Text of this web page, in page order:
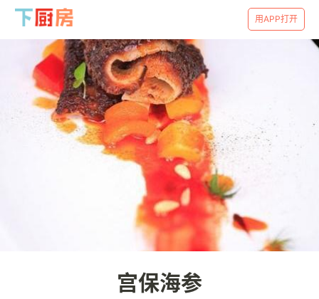
用APP打开
宫保海参